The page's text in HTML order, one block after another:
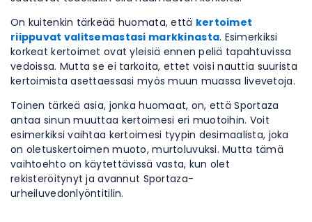
On kuitenkin tärkeää huomata, että kertoimet
riippuvat valitsemastasi markkinasta. Esimerkiksi
korkeat kertoimet ovat yleisiä ennen peliä tapahtuvissa
vedoissa. Mutta se ei tarkoita, ettet voisi nauttia suurista
kertoimista asettaessasi myös ​​muun muassa livevetoja.
Toinen tärkeä asia, jonka huomaat, on, että Sportaza
antaa sinun muuttaa kertoimesi eri muotoihin. Voit
esimerkiksi vaihtaa kertoimesi tyypin desimaalista, joka
on oletuskertoimen muoto, murtoluvuksi. Mutta tämä
vaihtoehto on käytettävissä vasta, kun olet
rekisteröitynyt ja avannut Sportaza-
urheiluvedonlyöntitilin.